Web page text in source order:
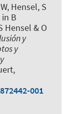
, Hensel, S
in B
Hensel & O
y
y
001